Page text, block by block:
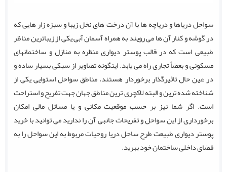
سواحل دریاها و دریاچه ها با آن درخت های نخل زیبا و سبزه زار هایی که
در گوشه و کنار آن ها می رویند به همراه آسمان آبی یکی از زیباترین مناظر
طبیعی است که در قالب پوستر دیواری منظره به منازل و ساختمانهای
مسکونی و بعضاً تجاری راه می یابد. اینگونه تصاویر از سبکی بسیار ساده و
در عین حال تاثیرگذار برخوردار هستند. مناطق سواحل استوایی یکی از
شناخته شده ترین و البته لاکچری ترین مناطق جهان جهت تفریح و استراحت
است. اگر شما نیز بر حسب موقعیت مکانی و یا مسائل مالی امکان
برخورداری از این سواحل و تفریحات جانبی آن را ندارید می توانید با خرید
پوستر دیواری طبیعت طرح ساحل دریا روحیات مربوط به این سواحل را به
فضای داخلی ساختمان خود ببرید.